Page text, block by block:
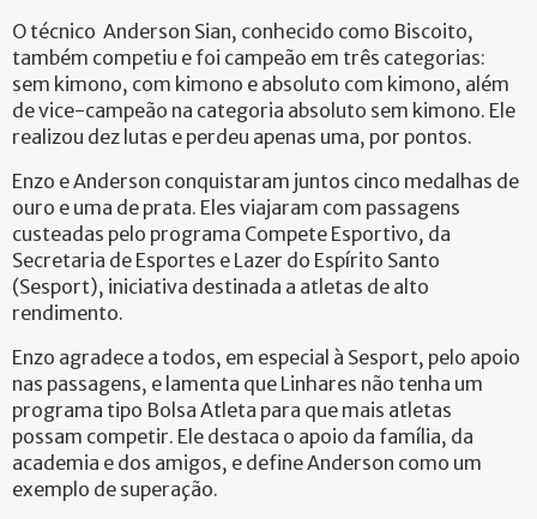
O técnico Anderson Sian, conhecido como Biscoito,
também competiu e foi campeão em três categorias:
sem kimono, com kimono e absoluto com kimono, além
de vice-campeão na categoria absoluto sem kimono. Ele
realizou dez lutas e perdeu apenas uma, por pontos.
Enzo e Anderson conquistaram juntos cinco medalhas de
ouro e uma de prata. Eles viajaram com passagens
custeadas pelo programa Compete Esportivo, da
Secretaria de Esportes e Lazer do Espírito Santo
(Sesport), iniciativa destinada a atletas de alto
rendimento.
Enzo agradece a todos, em especial à Sesport, pelo apoio
nas passagens, e lamenta que Linhares não tenha um
programa tipo Bolsa Atleta para que mais atletas
possam competir. Ele destaca o apoio da família, da
academia e dos amigos, e define Anderson como um
exemplo de superação.